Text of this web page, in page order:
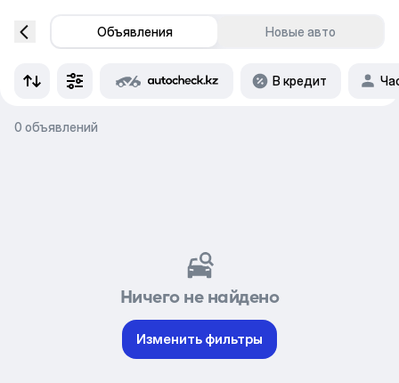
Объявления Новые авто
В кредит
0 объявлений
Ничего не найдено
Изменить фильтры